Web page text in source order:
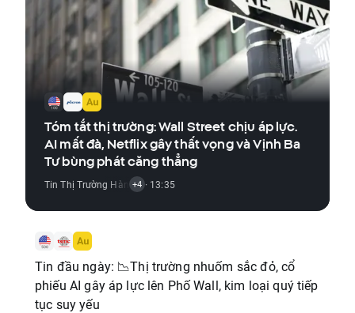
Tóm tắt thị trường: Wall Street chịu áp lực.
AI mất đà, Netflix gây thất vọng và Vịnh Ba
Tư bùng phát căng thẳng
Tin Thị Trường Hàng Hóa,Tin Thị Trường Chỉ Số
+4 · 13:35
Tin đầu ngày: 📉Thị trường nhuốm sắc đỏ, cổ
phiếu AI gây áp lực lên Phố Wall, kim loại quý tiếp
tục suy yếu